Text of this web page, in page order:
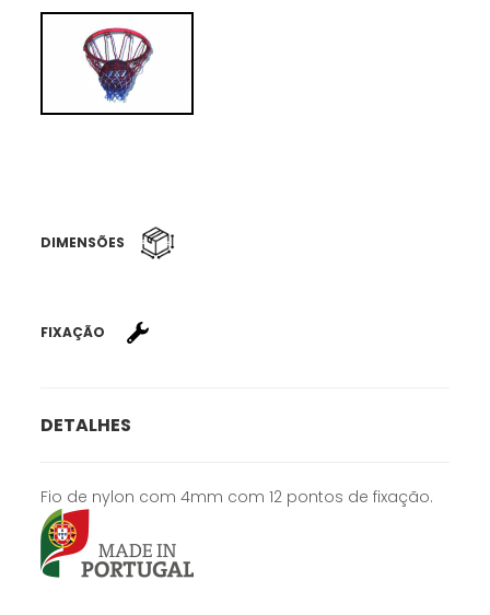
DIMENSÕES
FIXAÇÃO
DETALHES
Fio de nylon com 4mm com 12 pontos de fixação.